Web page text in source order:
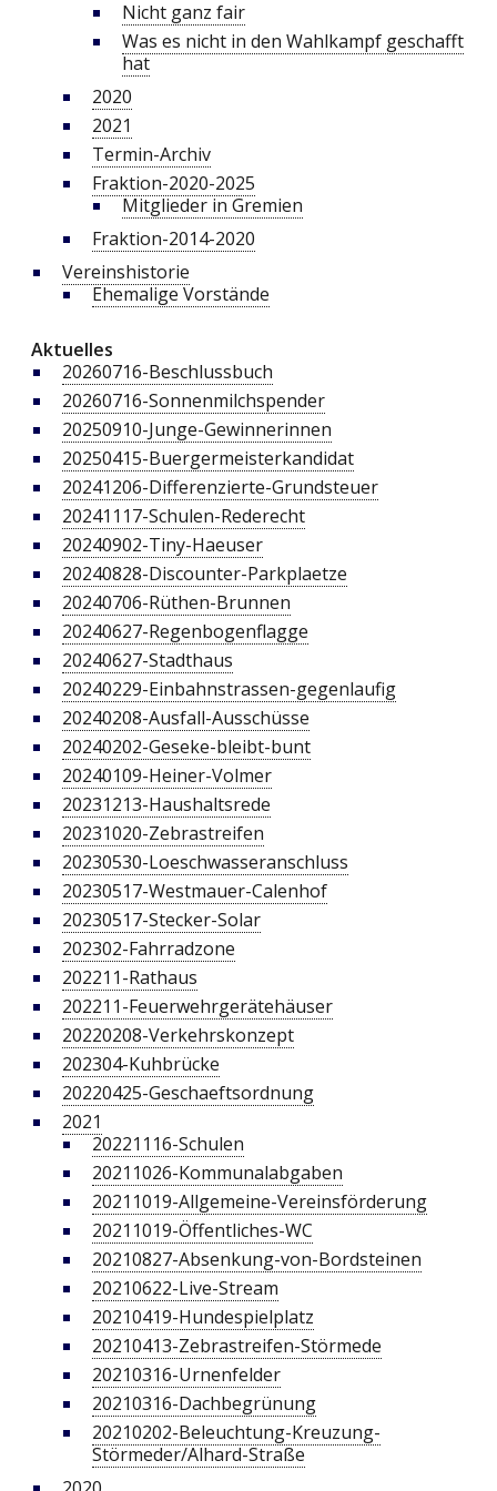
Nicht ganz fair
Was es nicht in den Wahlkampf geschafft
hat
2020
2021
Termin-Archiv
Fraktion-2020-2025
Mitglieder in Gremien
Fraktion-2014-2020
Vereinshistorie
Ehemalige Vorstände
Aktuelles
20260716-Beschlussbuch
20260716-Sonnenmilchspender
20250910-Junge-Gewinnerinnen
20250415-Buergermeisterkandidat
20241206-Differenzierte-Grundsteuer
20241117-Schulen-Rederecht
20240902-Tiny-Haeuser
20240828-Discounter-Parkplaetze
20240706-Rüthen-Brunnen
20240627-Regenbogenflagge
20240627-Stadthaus
20240229-Einbahnstrassen-gegenlaufig
20240208-Ausfall-Ausschüsse
20240202-Geseke-bleibt-bunt
20240109-Heiner-Volmer
20231213-Haushaltsrede
20231020-Zebrastreifen
20230530-Loeschwasseranschluss
20230517-Westmauer-Calenhof
20230517-Stecker-Solar
202302-Fahrradzone
202211-Rathaus
202211-Feuerwehrgerätehäuser
20220208-Verkehrskonzept
202304-Kuhbrücke
20220425-Geschaeftsordnung
2021
20221116-Schulen
20211026-Kommunalabgaben
20211019-Allgemeine-Vereinsförderung
20211019-Öffentliches-WC
20210827-Absenkung-von-Bordsteinen
20210622-Live-Stream
20210419-Hundespielplatz
20210413-Zebrastreifen-Störmede
20210316-Urnenfelder
20210316-Dachbegrünung
20210202-Beleuchtung-Kreuzung-
Störmeder/Alhard-Straße